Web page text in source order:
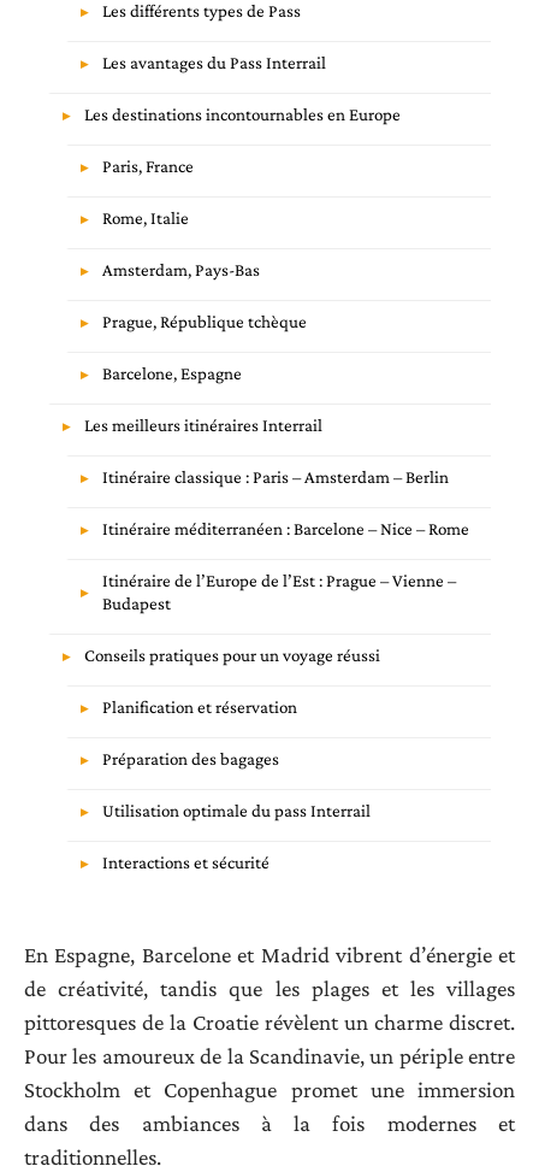
Les différents types de Pass
Les avantages du Pass Interrail
Les destinations incontournables en Europe
Paris, France
Rome, Italie
Amsterdam, Pays-Bas
Prague, République tchèque
Barcelone, Espagne
Les meilleurs itinéraires Interrail
Itinéraire classique : Paris – Amsterdam – Berlin
Itinéraire méditerranéen : Barcelone – Nice – Rome
Itinéraire de l’Europe de l’Est : Prague – Vienne –
Budapest
Conseils pratiques pour un voyage réussi
Planification et réservation
Préparation des bagages
Utilisation optimale du pass Interrail
Interactions et sécurité
En Espagne, Barcelone et Madrid vibrent d’énergie et
de créativité, tandis que les plages et les villages
pittoresques de la Croatie révèlent un charme discret.
Pour les amoureux de la Scandinavie, un périple entre
Stockholm et Copenhague promet une immersion
dans des ambiances à la fois modernes et
traditionnelles.